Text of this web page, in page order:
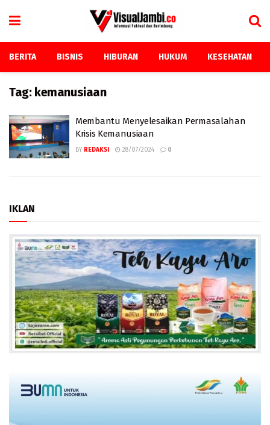
BERITA BISNIS HIBURAN HUKUM KESEHATAN
Tag: kemanusiaan
Membantu Menyelesaikan Permasalahan
Krisis Kemanusiaan
BY REDAKSI 28/07/2024 0
IKLAN